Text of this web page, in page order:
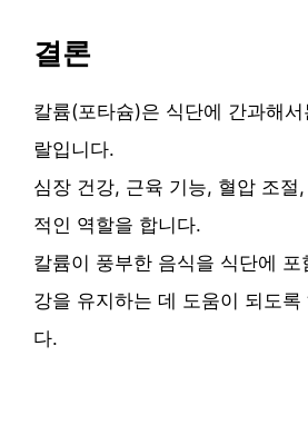
결론
칼륨(포타슘)은 식단에 간과해
랄입니다.
심장 건강, 근육 기능, 혈압 조절
적인 역할을 합니다.
칼륨이 풍부한 음식을 식단에 포
강을 유지하는 데 도움이 되도록
다.